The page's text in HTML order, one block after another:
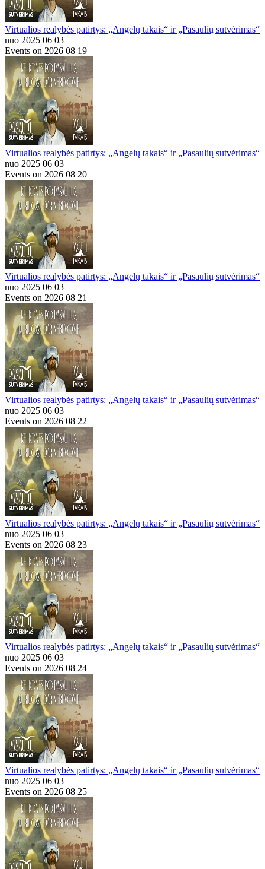
Virtualios realybės patirtys: „Angelų takais“ ir „Pasaulių sutvėrimas“
nuo 2025 06 03
Events on 2026 08 19
Virtualios realybės patirtys: „Angelų takais“ ir „Pasaulių sutvėrimas“
nuo 2025 06 03
Events on 2026 08 20
Virtualios realybės patirtys: „Angelų takais“ ir „Pasaulių sutvėrimas“
nuo 2025 06 03
Events on 2026 08 21
Virtualios realybės patirtys: „Angelų takais“ ir „Pasaulių sutvėrimas“
nuo 2025 06 03
Events on 2026 08 22
Virtualios realybės patirtys: „Angelų takais“ ir „Pasaulių sutvėrimas“
nuo 2025 06 03
Events on 2026 08 23
Virtualios realybės patirtys: „Angelų takais“ ir „Pasaulių sutvėrimas“
nuo 2025 06 03
Events on 2026 08 24
Virtualios realybės patirtys: „Angelų takais“ ir „Pasaulių sutvėrimas“
nuo 2025 06 03
Events on 2026 08 25